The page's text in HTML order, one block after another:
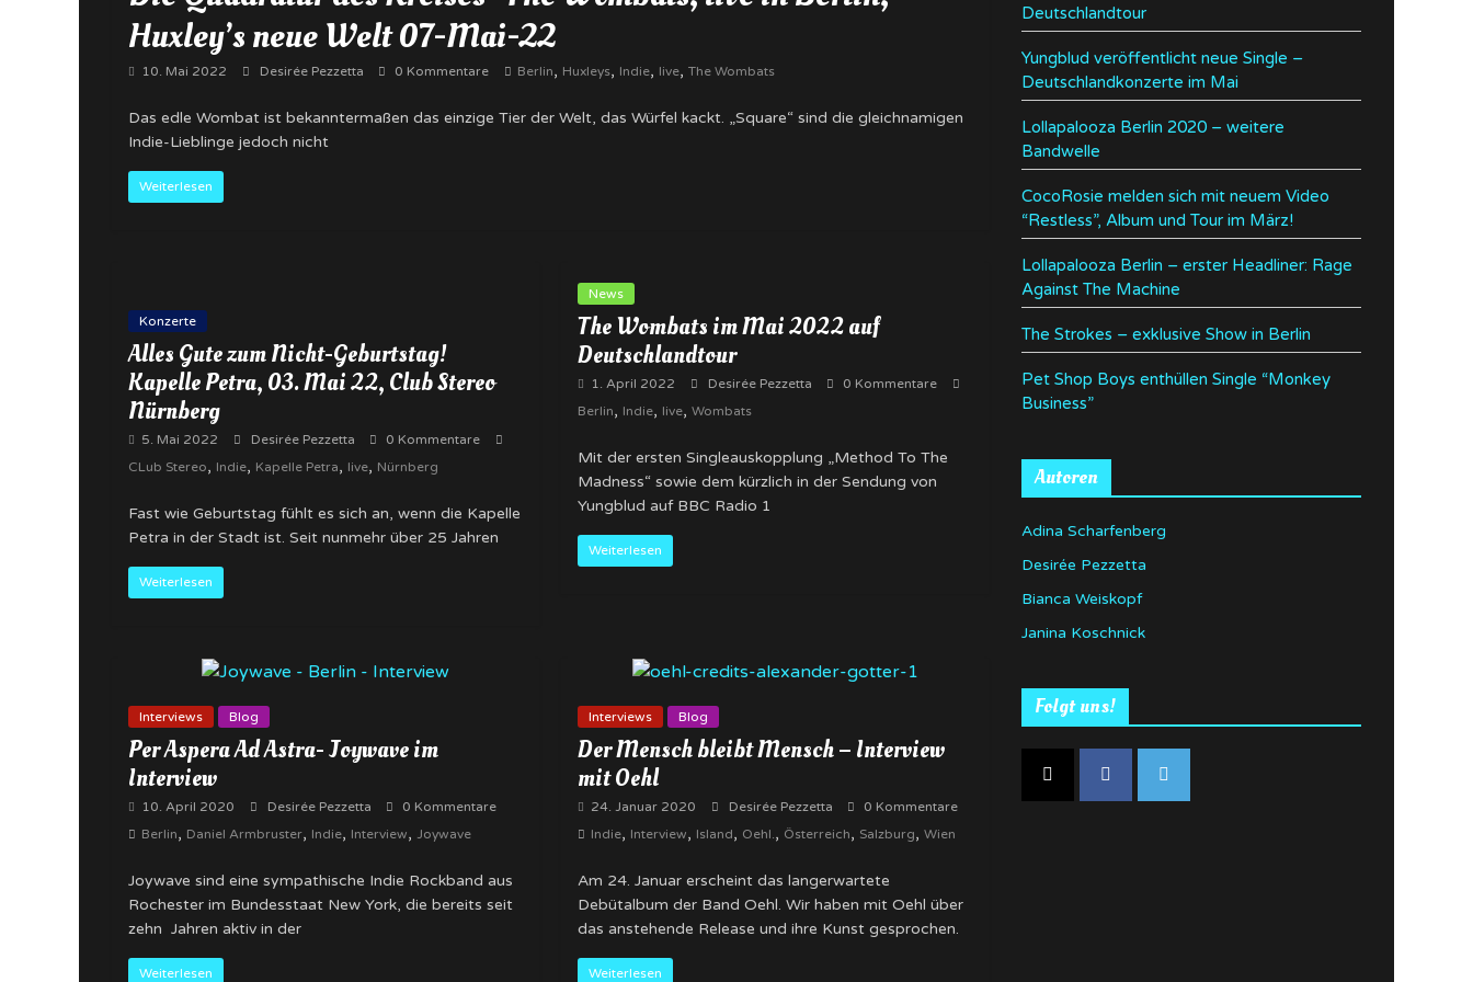
Huxley’s neue Welt 07-Mai-22
10. Mai 2022 Desirée Pezzetta 0 Kommentare Berlin, Huxleys, Indie, live, The Wombats
Das edle Wombat ist bekanntermaßen das einzige Tier der Welt, das Würfel kackt. „Square“ sind die gleichnamigen
Indie-Lieblinge jedoch nicht
Weiterlesen
Konzerte
Alles Gute zum Nicht-Geburtstag!
Kapelle Petra, 03. Mai 22, Club Stereo
Nürnberg
5. Mai 2022 Desirée Pezzetta
0 Kommentare
CLub Stereo, Indie, Kapelle Petra, live, Nürnberg
Fast wie Geburtstag fühlt es sich an, wenn die Kapelle
Petra in der Stadt ist. Seit nunmehr über 25 Jahren
Weiterlesen
News
The Wombats im Mai 2022 auf
Deutschlandtour
1. April 2022 Desirée Pezzetta
0 Kommentare
Berlin, Indie, live,Wombats
Mit der ersten Singleauskopplung „Method To The
Madness“ sowie dem kürzlich in der Sendung von
Yungblud auf BBC Radio 1
Weiterlesen
Interviews Blog
Per Aspera Ad Astra- Joywave im
Interview
10. April 2020 Desirée Pezzetta
0 Kommentare
Berlin, Daniel Armbruster, Indie, Interview, Joywave
Joywave sind eine sympathische Indie Rockband aus
Rochester im Bundesstaat New York, die bereits seit
zehn Jahren aktiv in der
Weiterlesen
Interviews Blog
Der Mensch bleibt Mensch – Interview
mit Oehl
24. Januar 2020 Desirée Pezzetta
0 Kommentare
Indie, Interview, Island, Oehl., Österreich, Salzburg,Wien
Am 24. Januar erscheint das langerwartete
Debütalbum der Band Oehl. Wir haben mit Oehl über
das anstehende Release und ihre Kunst gesprochen.
Weiterlesen
Deutschlandtour
Yungblud veröffentlicht neue Single –
Deutschlandkonzerte im Mai
Lollapalooza Berlin 2020 – weitere
Bandwelle
CocoRosie melden sich mit neuem Video
“Restless”, Album und Tour im März!
Lollapalooza Berlin – erster Headliner: Rage
Against The Machine
The Strokes – exklusive Show in Berlin
Pet Shop Boys enthüllen Single “Monkey
Business”
Autoren
Adina Scharfenberg
Desirée Pezzetta
Bianca Weiskopf
Janina Koschnick
Folgt uns!